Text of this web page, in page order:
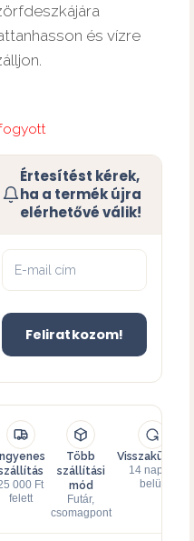
és vízre
Értesítést kérek,
ha a termék újra
elérhetővé válik!
Feliratkozom!
000 Ft
felett
Több
szállítási
mód
Futár,
csomagpont
Visszaküldés
14 napon
belül